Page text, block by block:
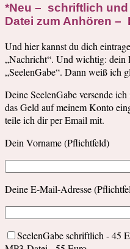
*Neu – schriftlich
Datei zum Anhören –
Und hier kannst du dich
„Nachricht“. Und wichtig: dein
„SeelenGabe“. Dann weiß ich
Deine SeelenGabe versende
das Geld auf meinem Konto
teile ich dir per Email mit.
Dein Vorname (Pflichtfeld)
Deine E-Mail-Adresse
SeelenGabe schriftlich - 45